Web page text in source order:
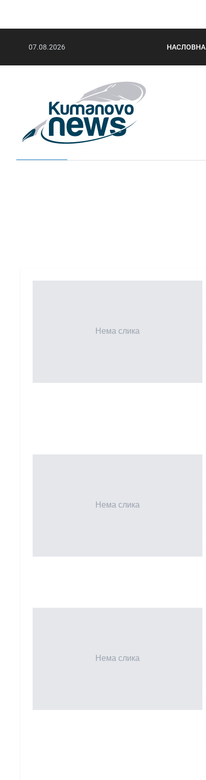
07.08.2026 НАСЛОВНА